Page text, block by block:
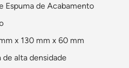
Espuma de Acabamento
x 130 mm x 60 mm
de alta densidade